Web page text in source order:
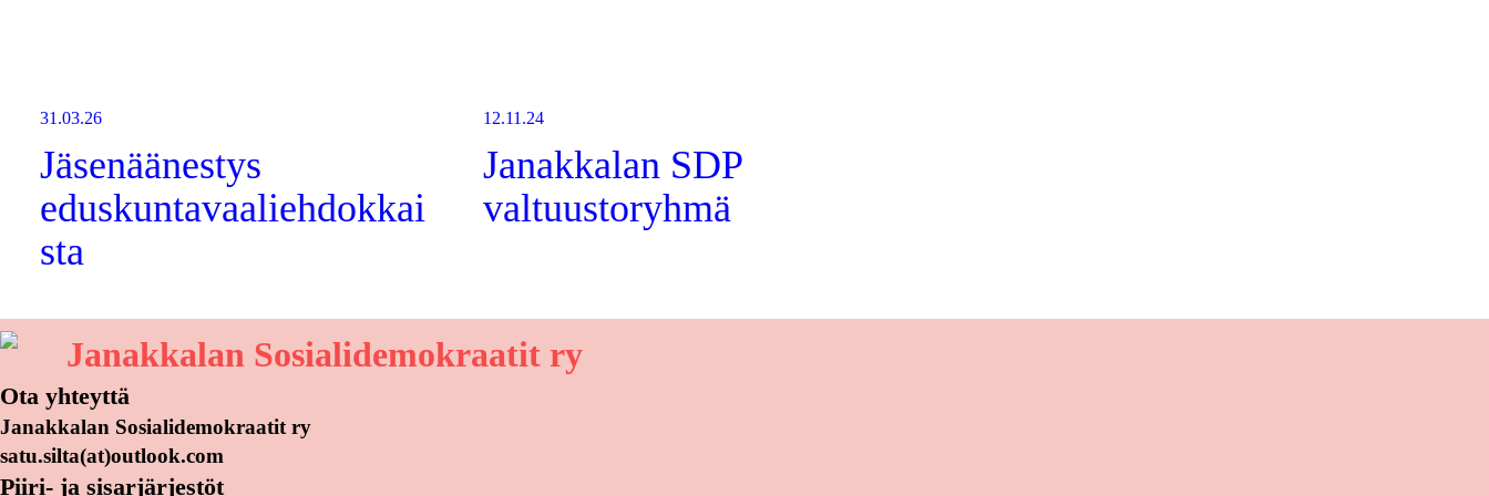
31.03.26
Jäsenäänestys
eduskuntavaaliehdokkai
sta
12.11.24
Janakkalan SDP
valtuustoryhmä
Janakkalan Sosialidemokraatit ry
Ota yhteyttä
Janakkalan Sosialidemokraatit ry
satu.silta(at)outlook.com
Piiri- ja sisarjärjestöt